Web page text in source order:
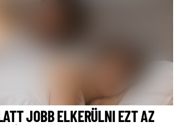
JOBB ELKERÜLNI EZT AZ